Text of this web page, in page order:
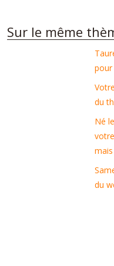
Sur le même
du
Né
du